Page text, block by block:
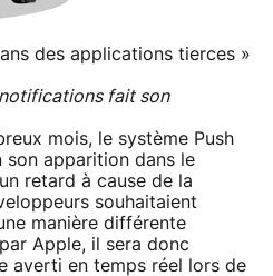
des applications tierces »
fait son
mois, le système Push
apparition dans le
retard à cause de la
souhaitaient
manière différente
Apple, il sera donc
averti en temps réel lors de